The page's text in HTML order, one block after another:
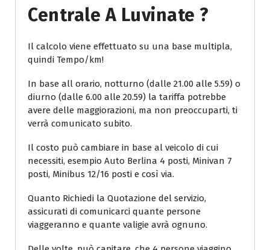
Centrale A Luvinate ?
Il calcolo viene effettuato su una base multipla,
quindi Tempo/km!
In base all orario, notturno (dalle 21.00 alle 5.59) o
diurno (dalle 6.00 alle 20.59) la tariffa potrebbe
avere delle maggiorazioni, ma non preoccuparti, ti
verrà comunicato subito.
Il costo può cambiare in base al veicolo di cui
necessiti, esempio Auto Berlina 4 posti, Minivan 7
posti, Minibus 12/16 posti e così via.
Quanto Richiedi la Quotazione del servizio,
assicurati di comunicarci quante persone
viaggeranno e quante valigie avrà ognuno.